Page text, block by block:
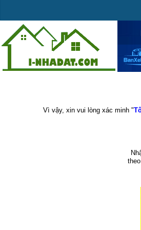
Vì vậy, xin vui lòng xác minh "